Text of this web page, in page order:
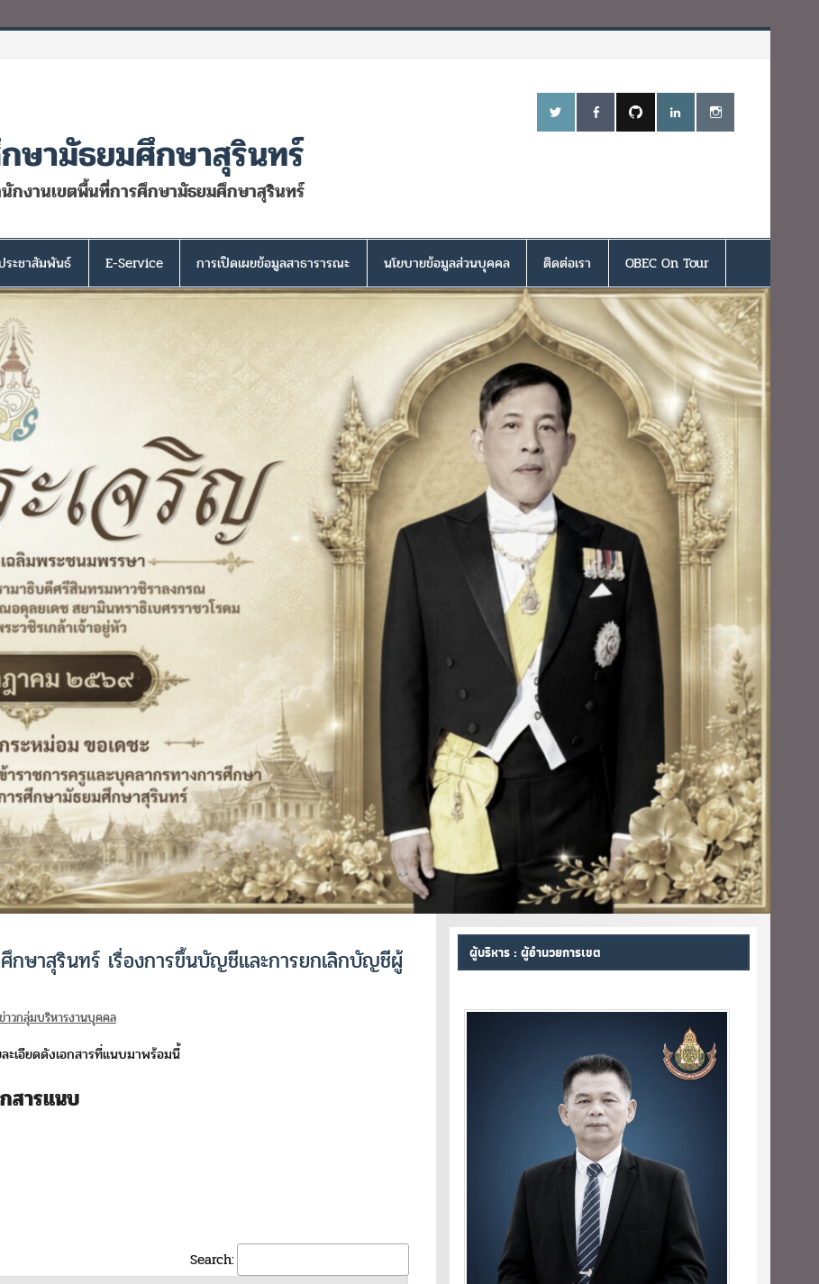
ษามัธยมศึกษาสุรินทร์
กงานเขตพื้นที่การศึกษามัธยมศึกษาสุรินทร์
ระชาสัมพันธ์ E-Service การเปิดเผยข้อมูลสาธารารณะ นโยบายข้อมูลส่วนบุคคล ติดต่อเรา OBEC On Tour
กษาสุรินทร์ เรื่องการขึ้นบัญชีและการยกเลิกบัญชีผู้
ข่าวกลุ่มบริหารงานบุคคล
ะเอียดดังเอกสารที่แนบมาพร้อมนี้
สารแนบ
Search:
ผู้บริหาร : ผู้อำนวยการเขต